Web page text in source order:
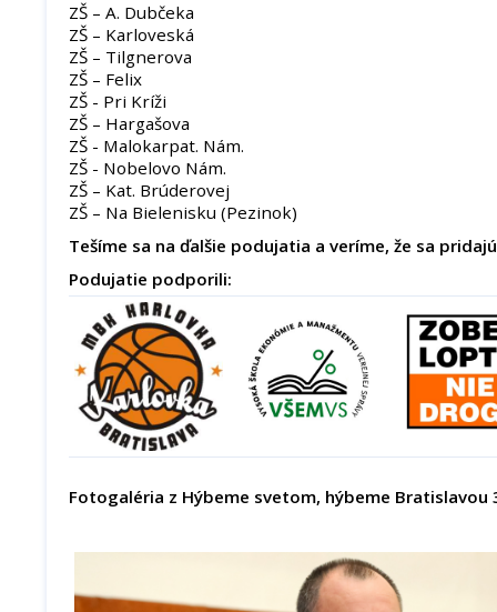
ZŠ – A. Dubčeka
ZŠ – Karloveská
ZŠ – Tilgnerova
ZŠ – Felix
ZŠ - Pri Kríži
ZŠ – Hargašova
ZŠ - Malokarpat. Nám.
ZŠ - Nobelovo Nám.
ZŠ – Kat. Brúderovej
ZŠ – Na Bielenisku (Pezinok)
Tešíme sa na ďalšie podujatia a veríme, že sa
Podujatie podporili:
Fotogaléria z Hýbeme svetom, hýbeme Bratislavou